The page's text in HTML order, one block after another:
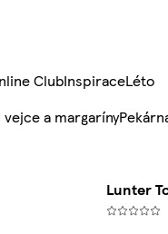
ClubInspiraceLéto
vejce a margaríny
Lunter